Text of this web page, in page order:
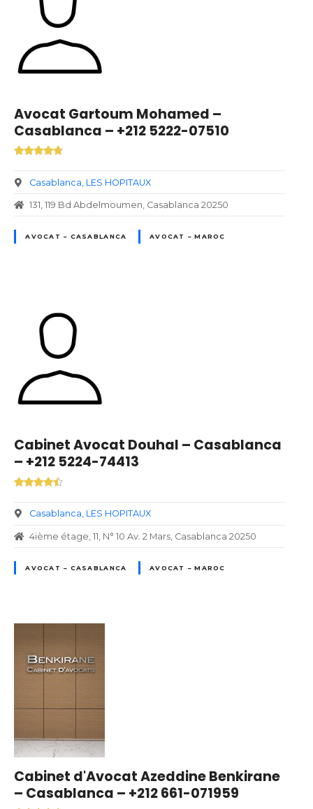
Avocat Gartoum Mohamed –
Casablanca – +212 5222-07510
Casablanca LES HOPITAUX
131, 119 Bd Abdelmoumen, Casablanca 20250
AVOCAT – CASABLANCA AVOCAT – MAROC
Cabinet Avocat Douhal – Casablanca
– +212 5224-74413
Casablanca LES HOPITAUX
4ième étage, 11, N° 10 Av. 2 Mars, Casablanca 20250
AVOCAT – CASABLANCA AVOCAT – MAROC
Cabinet d'Avocat Azeddine Benkirane
– Casablanca – +212 661-071959